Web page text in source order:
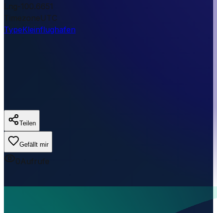
Lng-100.6651
TimezoneUTC
TypeKleinflughafen
Teilen
Gefällt mir
0Aufrufe